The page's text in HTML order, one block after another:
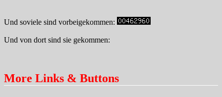
Und soviele sind vorbeigekommen:
Und von dort sind sie gekommen:
More Links & Buttons